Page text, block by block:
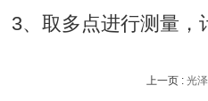
3、取多点进行测量，
上一页 : 光